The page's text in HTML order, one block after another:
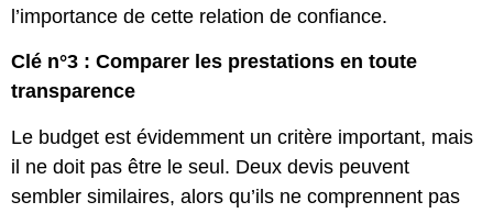
l’importance de cette relation de confiance.
Clé n°3 : Comparer les prestations en toute
transparence
Le budget est évidemment un critère important, mais
il ne doit pas être le seul. Deux devis peuvent
sembler similaires, alors qu’ils ne comprennent pas